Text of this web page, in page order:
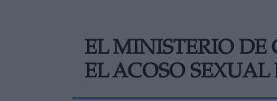
EL MINISTERIO DE
EL ACOSO
link
Información adicional
link